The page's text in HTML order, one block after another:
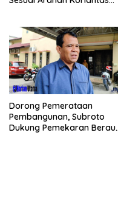
Dorong Pemerataan
Pembangunan, Subroto
Dukung Pemekaran Berau